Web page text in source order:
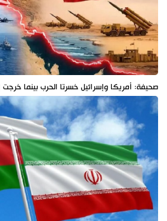
صحيفة: أمريكا وإسرائيل خسرتا الحرب بينما خرجت